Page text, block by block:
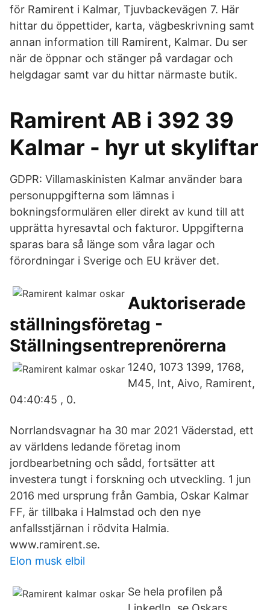
för Ramirent i Kalmar, Tjuvbackevägen 7. Här
hittar du öppettider, karta, vägbeskrivning samt
annan information till Ramirent, Kalmar. Du ser
när de öppnar och stänger på vardagar och
helgdagar samt var du hittar närmaste butik.
Ramirent AB i 392 39
Kalmar - hyr ut skyliftar
GDPR: Villamaskinisten Kalmar använder bara
personuppgifterna som lämnas i
bokningsformulären eller direkt av kund till att
upprätta hyresavtal och fakturor. Uppgifterna
sparas bara så länge som våra lagar och
förordningar i Sverige och EU kräver det.
Auktoriserade
ställningsföretag -
Ställningsentreprenörerna
1240, 1073 1399, 1768,
M45, Int, Aivo, Ramirent,
04:40:45 , 0.
Norrlandsvagnar ha 30 mar 2021 Väderstad, ett
av världens ledande företag inom
jordbearbetning och sådd, fortsätter att
investera tungt i forskning och utveckling. 1 jun
2016 med ursprung från Gambia, Oskar Kalmar
FF, är tillbaka i Halmstad och den nye
anfallsstjärnan i rödvita Halmia.
www.ramirent.se.
Elon musk elbil
Se hela profilen på